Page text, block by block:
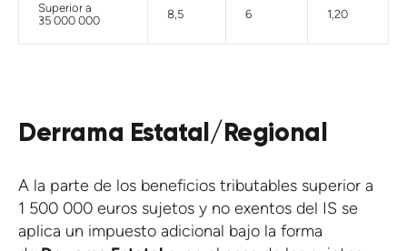
Superior a
35 000 000
8,5 6 1,20
Derrama Estatal/Regional
A la parte de los beneficios tributables superior a
1 500 000 euros sujetos y no exentos del IS se
aplica un impuesto adicional bajo la forma